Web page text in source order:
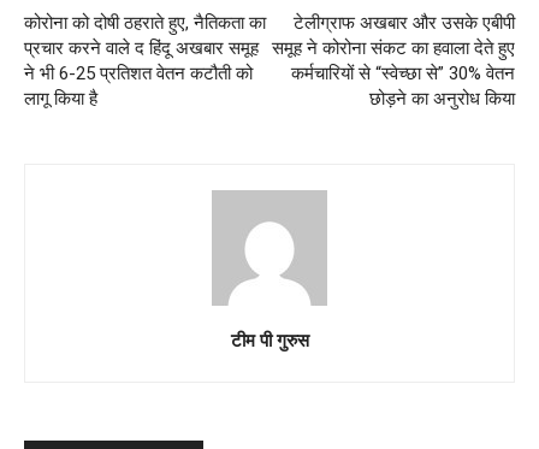
कोरोना को दोषी ठहराते हुए, नैतिकता का
प्रचार करने वाले द हिंदू अखबार समूह
ने भी 6-25 प्रतिशत वेतन कटौती को
लागू किया है
टेलीग्राफ अखबार और उसके एबीपी
समूह ने कोरोना संकट का हवाला देते हुए
कर्मचारियों से “स्वेच्छा से” 30% वेतन
छोड़ने का अनुरोध किया
टीम पी गुरुस